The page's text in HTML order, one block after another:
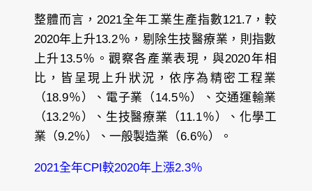
整體而言，2021全年工業生產指數121.7，較
2020年上升13.2％，剔除生技醫療業，則指數
上升13.5％。觀察各產業表現，與2020年相
比，皆呈現上升狀況，依序為精密工程業
（18.9％）、電子業（14.5％）、交通運輸業
（13.2％）、生技醫療業（11.1％）、化學工
業（9.2％）、一般製造業（6.6％）。
2021全年CPI較2020年上漲2.3％